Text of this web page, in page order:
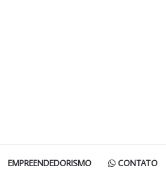
EMPREENDEDORISMO CONTATO